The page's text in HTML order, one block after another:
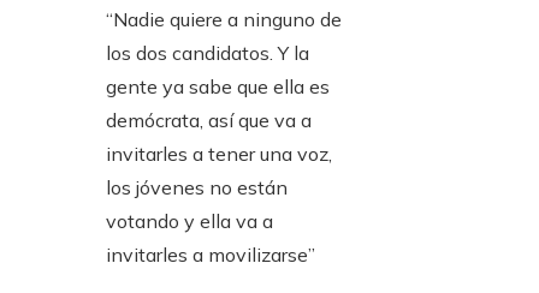
“Nadie quiere a ninguno de
los dos candidatos. Y la
gente ya sabe que ella es
demócrata, así que va a
invitarles a tener una voz,
los jóvenes no están
votando y ella va a
invitarles a movilizarse”